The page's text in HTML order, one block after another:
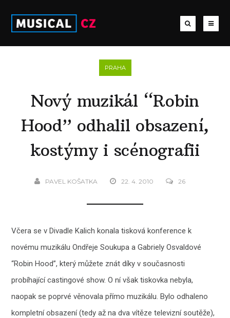
PRAHA
Nový muzikál “Robin
Hood” odhalil obsazení,
kostýmy i scénografii
PAVEL KOŠATKA 22. 4. 2010 26
Včera se v Divadle Kalich konala tisková konference k
novému muzikálu Ondřeje Soukupa a Gabriely Osvaldové
“Robin Hood”, který můžete znát díky v současnosti
probíhající castingové show. O ní však tiskovka nebyla,
naopak se poprvé věnovala přímo muzikálu. Bylo odhaleno
kompletní obsazení (tedy až na dva vítěze televizní soutěže),